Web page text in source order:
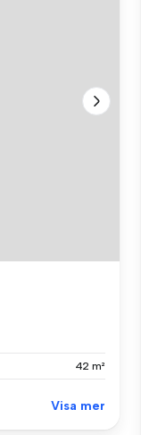
42 m²
Visa mer